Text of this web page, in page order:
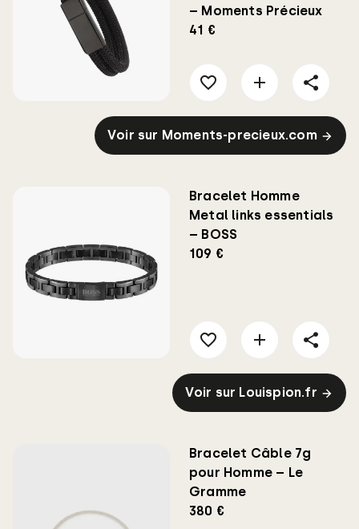
– Moments Précieux
41 €
Voir sur Moments-precieux.com
Bracelet Homme
Metal links essentials
– BOSS
109 €
Voir sur Louispion.fr
Bracelet Câble 7g
pour Homme – Le
Gramme
380 €